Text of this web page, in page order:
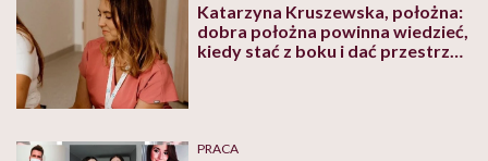
Katarzyna Kruszewska, położna:
dobra położna powinna wiedzieć,
kiedy stać z boku i dać przestrzeń
PRACA